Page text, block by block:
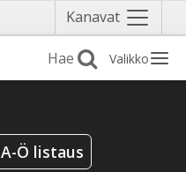
Kanavat Näytä
valikko
Valikko
A-Ö listaus